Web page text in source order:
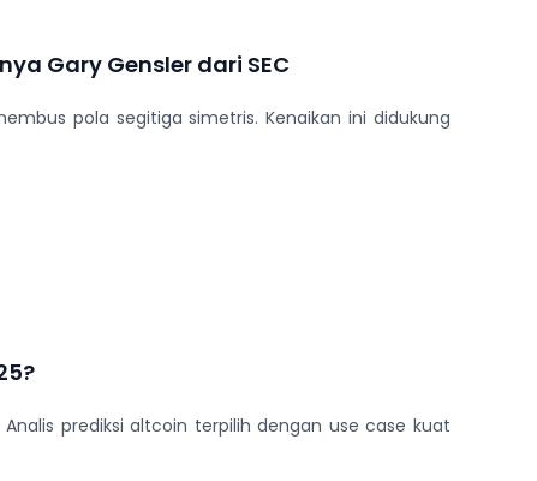
Gary Gensler dari SEC
pola segitiga simetris. Kenaikan ini didukung
prediksi altcoin terpilih dengan use case kuat